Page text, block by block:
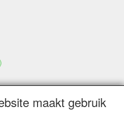
maakt gebruik